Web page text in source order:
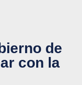
de
con la